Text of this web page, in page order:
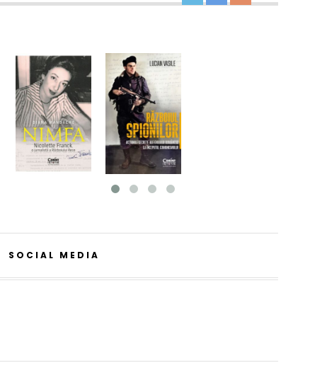
SOCIAL MEDIA